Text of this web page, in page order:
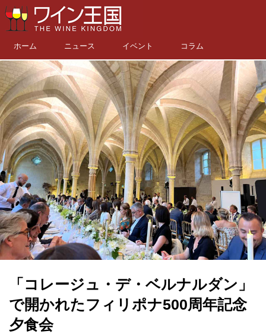
ホーム ニュース イベント コラム
「コレージュ・デ・ベルナルダン」
で開かれたフィリポナ500周年記念
夕食会